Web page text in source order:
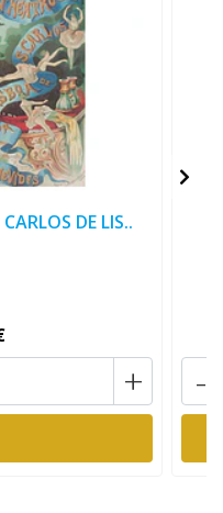
DE LIS..
+ -